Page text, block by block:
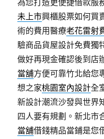
為您打造更便捷借款服
未上市興櫃股票如何買
術的費用醫療老花雷射
驗商品貨屋設計免費獨
做好再現金確認後到店
當舖方便可靠竹北給您
想之家桃園室內設計全
新設計潮流沙發與世界
四人要有規劃。新北市
當舖借錢精品當鋪是您